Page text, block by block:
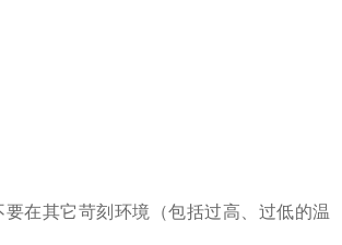
在其它苛刻环境（包括过高、过低的温